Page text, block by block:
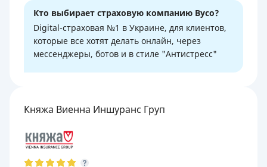
Кто выбирает страховую компанию Вусо?
Digital-страховая №1 в Украине, для клиентов,
которые все хотят делать онлайн, через
мессенджеры, ботов и в стиле "Антистресс"
Княжа Виенна Иншуранс Груп